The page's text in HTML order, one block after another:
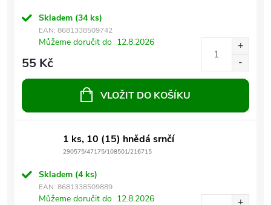
Skladem (34 ks)
EAN: 8681338509742
Můžeme doručit do 12.8.2026
55 Kč
VLOŽIT DO KOŠÍKU
1 ks, 10 (15) hnědá srnčí
290575/47175/108501/216715
Skladem (4 ks)
EAN: 8681338509889
Můžeme doručit do 12.8.2026